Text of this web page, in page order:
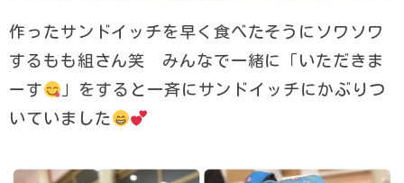
作ったサンドイッチを早く食べたそうにソワソワ
するもも組さん笑 みんなで一緒に「いただきま
ーす
」をすると一斉にサンドイッチにかぶりつ
いていました